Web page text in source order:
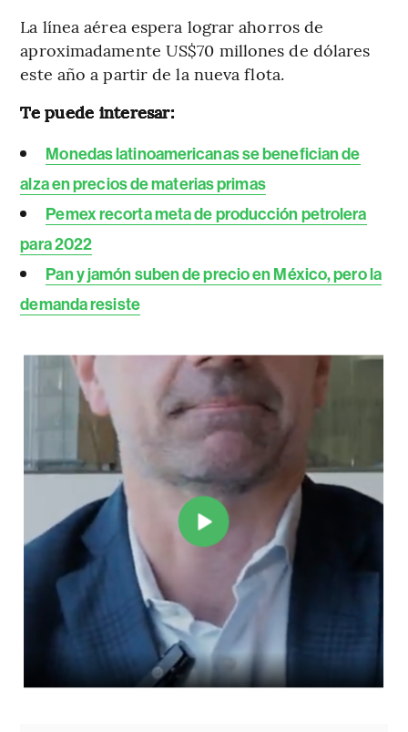
La línea aérea espera lograr ahorros de
aproximadamente US$70 millones de dólares
este año a partir de la nueva flota.
Te puede interesar:
Monedas latinoamericanas se benefician de
alza en precios de materias primas
Pemex recorta meta de producción petrolera
para 2022
Pan y jamón suben de precio en México, pero la
demanda resiste